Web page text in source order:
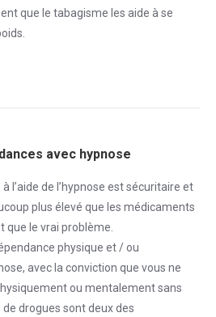
que le tabagisme les aide à se
avec hypnose
l’aide de l’hypnose est sécuritaire et
plus élevé que les médicaments
que le vrai problème.
physique et / ou
avec la conviction que vous ne
ou mentalement sans
de drogues sont deux des